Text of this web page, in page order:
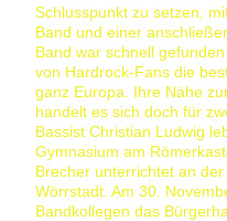
Schlusspunkt zu setzen,
Band und einer
Band war schnell
von Hardrock-Fans die
ganz Europa. Ihre Nähe
handelt es sich doch für
Bassist Christian Ludwig
Gymnasium am
Brecher unterrichtet an
Wörrstadt. Am 30.
Bandkollegen das